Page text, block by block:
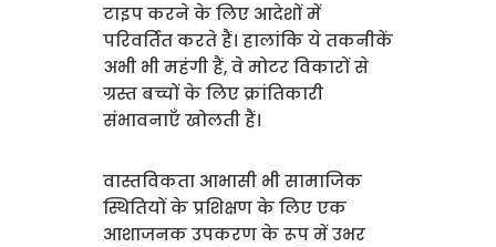
टाइप करने के लिए आदेशों में
परिवर्तित करते हैं। हालांकि ये तकनीकें
अभी भी महंगी हैं, वे मोटर विकारों से
ग्रस्त बच्चों के लिए क्रांतिकारी
संभावनाएँ खोलती हैं।
वास्तविकता आभासी भी सामाजिक
स्थितियों के प्रशिक्षण के लिए एक
आशाजनक उपकरण के रूप में उभर